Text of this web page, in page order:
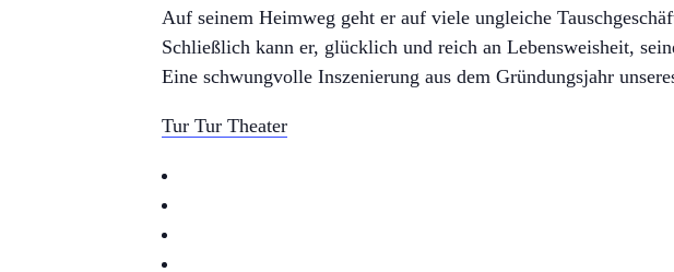
Auf seinem Heimweg geht er auf viele ungleiche
Schließlich kann er, glücklich und reich an Lebensweisheit,
Eine schwungvolle Inszenierung aus dem Gründungsjahr
Tur Tur Theater